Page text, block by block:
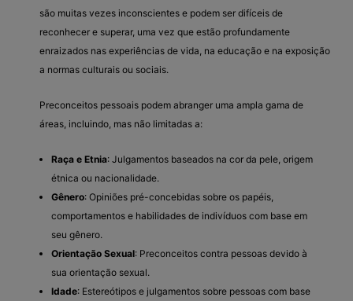
são muitas vezes inconscientes e podem ser difíceis de
reconhecer e superar, uma vez que estão profundamente
enraizados nas experiências de vida, na educação e na exposição
a normas culturais ou sociais.
Preconceitos pessoais podem abranger uma ampla gama de
áreas, incluindo, mas não limitadas a:
Raça e Etnia: Julgamentos baseados na cor da pele, origem
étnica ou nacionalidade.
Gênero: Opiniões pré-concebidas sobre os papéis,
comportamentos e habilidades de indivíduos com base em
seu gênero.
Orientação Sexual: Preconceitos contra pessoas devido à
sua orientação sexual.
Idade: Estereótipos e julgamentos sobre pessoas com base